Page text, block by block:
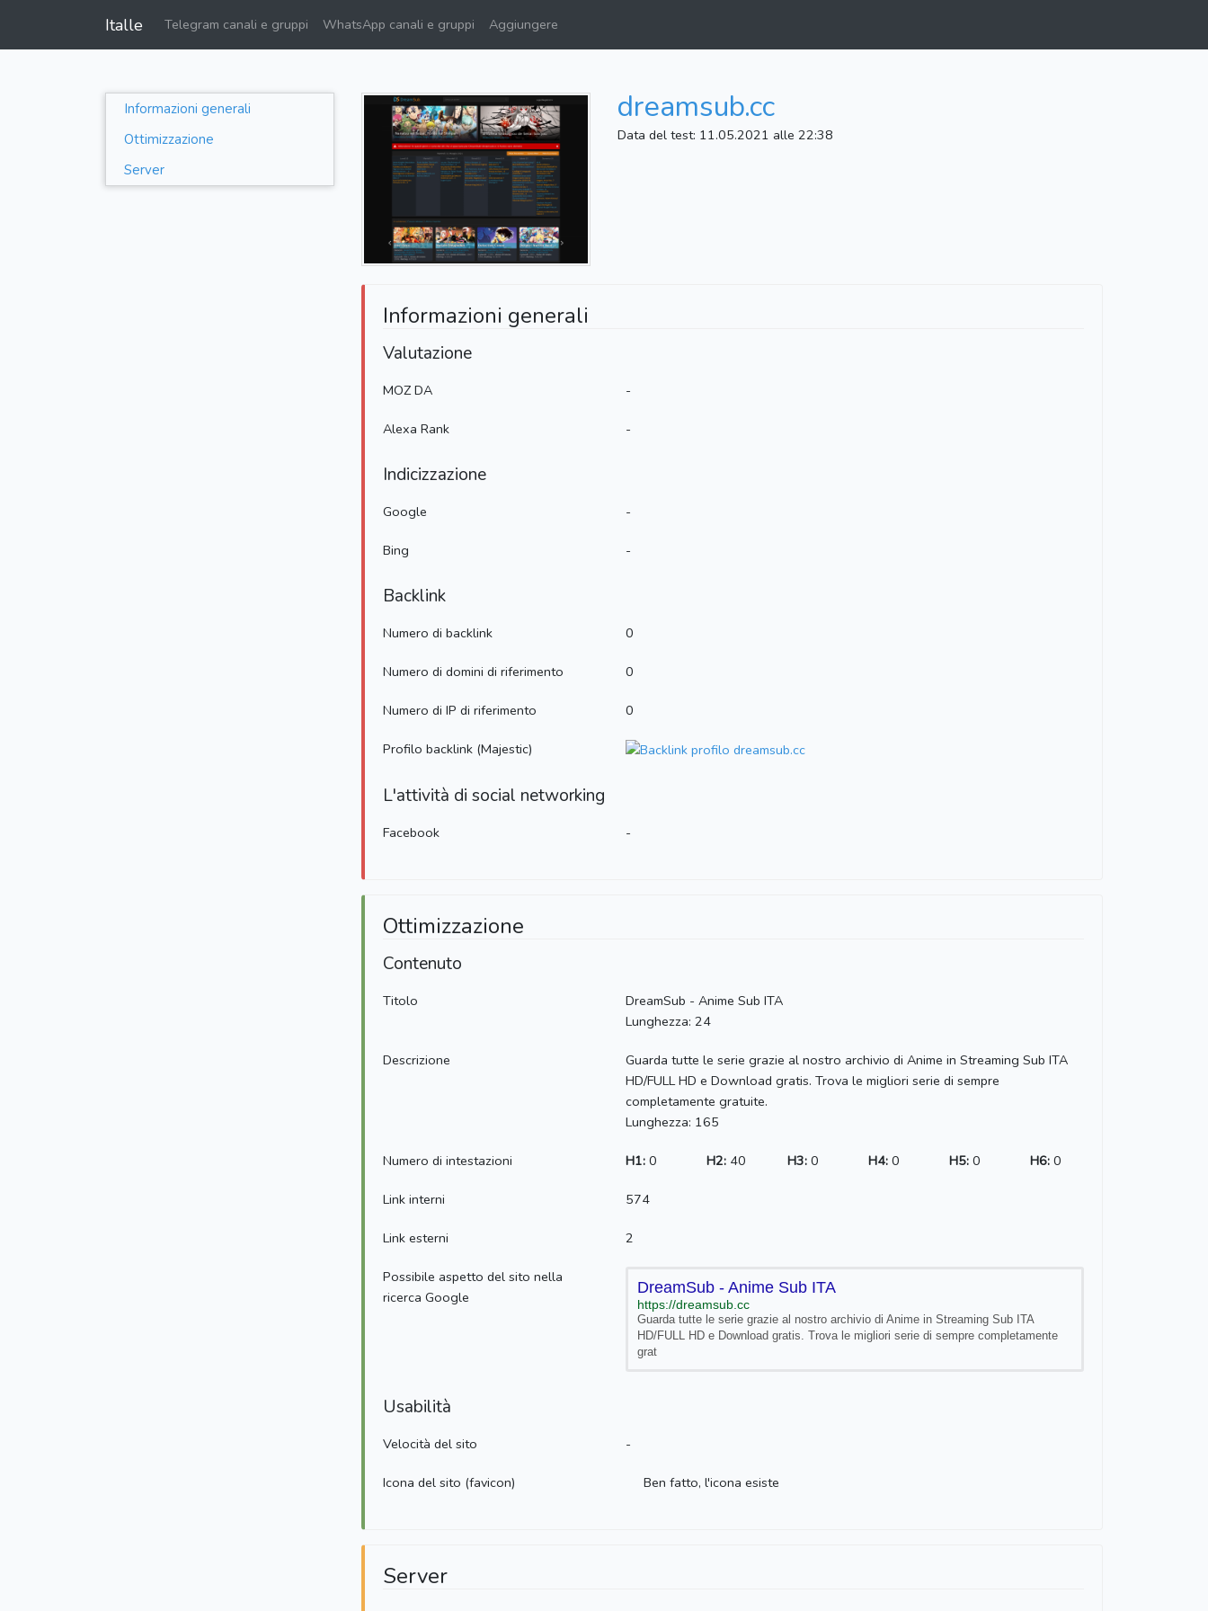
Italle Telegram canali e gruppi WhatsApp canali e gruppi Aggiungere
Informazioni generali
Ottimizzazione
Server
dreamsub.cc
Data del test: 11.05.2021 alle 22:38
Informazioni generali
Valutazione
MOZ DA -
Alexa Rank -
Indicizzazione
Google -
Bing -
Backlink
Numero di backlink 0
Numero di domini di riferimento 0
Numero di IP di riferimento 0
Profilo backlink (Majestic)
L'attività di social networking
Facebook -
Ottimizzazione
Contenuto
Titolo
DreamSub - Anime Sub ITA
Lunghezza: 24
Descrizione
Guarda tutte le serie grazie al nostro archivio di Anime in Streaming Sub ITA
HD/FULL HD e Download gratis. Trova le migliori serie di sempre
completamente gratuite.
Lunghezza: 165
Numero di intestazioni H1: 0 H2: 40 H3: 0 H4: 0 H5: 0 H6: 0
Link interni 574
Link esterni 2
Possibile aspetto del sito nella
ricerca Google
DreamSub - Anime Sub ITA
https://dreamsub.cc
Guarda tutte le serie grazie al nostro archivio di Anime in Streaming Sub ITA
HD/FULL HD e Download gratis. Trova le migliori serie di sempre completamente
grat
Usabilità
Velocità del sito -
Icona del sito (favicon) Ben fatto, l'icona esiste
Server